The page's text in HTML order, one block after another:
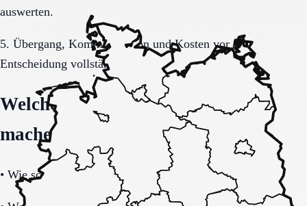
auswerten.
5. Übergang, Kommunikation und Kosten vor der
Entscheidung vollständig klären.
Welche Fragen den Unterschied
machen
• Wie schnell ist eine Aufnahme realistisch möglich?